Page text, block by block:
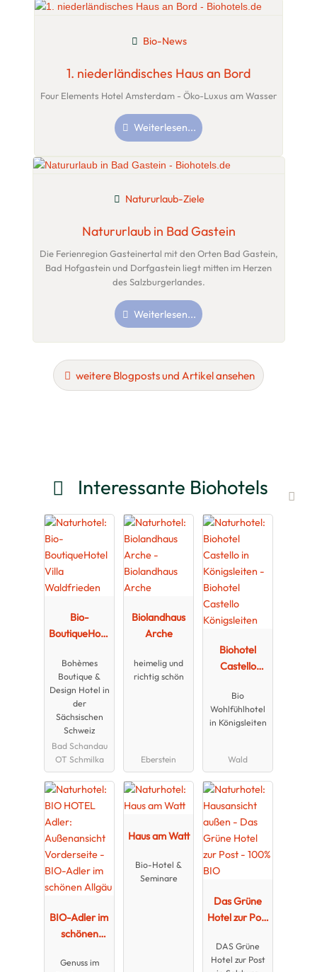
1. niederländisches Haus an Bord
Bio-News
Four Elements Hotel Amsterdam - Öko-Luxus am Wasser
Weiterlesen...
Natururlaub in Bad Gastein
Natururlaub-Ziele
Die Ferienregion Gasteinertal mit den Orten Bad Gastein,
Bad Hofgastein und Dorfgastein liegt mitten im Herzen
des Salzburgerlandes.
Weiterlesen...
weitere Blogposts und Artikel ansehen
Interessante Biohotels
Bio-
BoutiqueHote
Waldfrieden
Bohèmes
Boutique &
Design Hotel in
der
Sächsischen
Schweiz
Bad Schandau
OT Schmilka
Biolandhaus
Arche
heimelig und
richtig schön
Eberstein
Biohotel
Castello
Bio
Wohlfühlhotel
in Königsleiten
Wald
BIO-Adler im
schönen
Genuss im
Haus am Watt
Bio-Hotel &
Seminare
Das Grüne
Hotel zur Post
DAS Grüne
Hotel zur Post